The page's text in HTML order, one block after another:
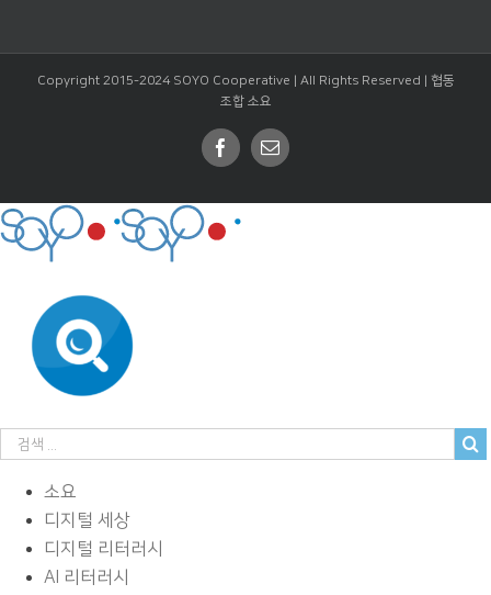
Copyright 2015-2024 SOYO Cooperative | All Rights Reserved | 협동
조합 소요
Facebook
Email
소요
디지털 세상
디지털 리터러시
AI 리터러시